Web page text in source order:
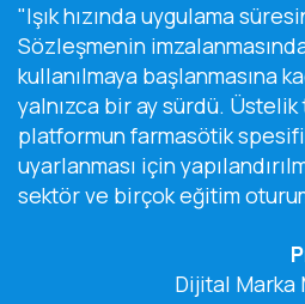
"Işık hızında uygulama
Sözleşmenin
kullanılmaya başlanmasına
yalnızca bir ay sürdü. Üstelik
platformun farmasötik
uyarlanması için
sektör ve birçok eğitim
Dijital Marka